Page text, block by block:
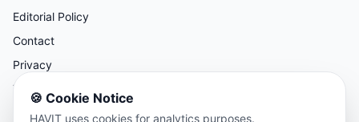
Editorial Policy
Contact
Privacy
Terms
🍪 Cookie Notice
HAVIT uses cookies for analytics purposes.